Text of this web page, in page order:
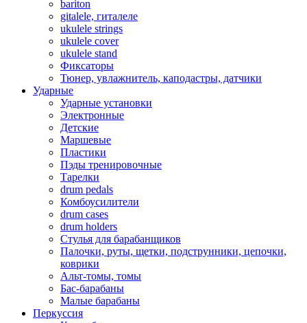
bariton
gitalele, гиталеле
ukulele strings
ukulele cover
ukulele stand
Фиксаторы
Тюнер, увлажнитель, каподастры, датчики
Ударные
Ударные установки
Электронные
Детские
Маршевые
Пластики
Пэды тренировочные
Тарелки
drum pedals
Комбоусилители
drum cases
drum holders
Стулья для барабанщиков
Палочки, руты, щетки, подструнники, цепочки,
коврики
Альт-томы, томы
Бас-барабаны
Малые барабаны
Перкуссия